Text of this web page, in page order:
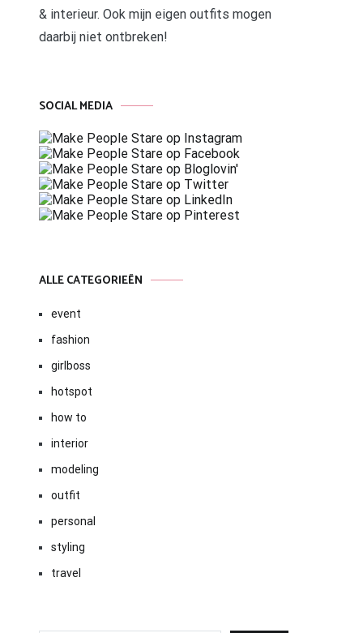
& interieur. Ook mijn eigen outfits mogen
daarbij niet ontbreken!
SOCIAL MEDIA
ALLE CATEGORIEËN
event
fashion
girlboss
hotspot
how to
interior
modeling
outfit
personal
styling
travel